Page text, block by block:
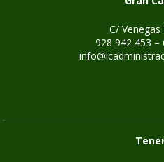
C/ Venegas
928 942 453 –